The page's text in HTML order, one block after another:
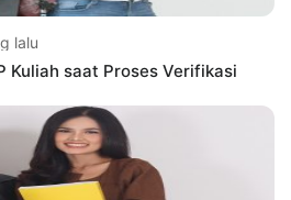
lalu
Kuliah saat Proses Verifikasi